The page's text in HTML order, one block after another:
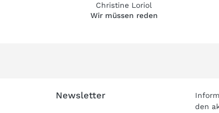
Christine Loriol
Wir müssen reden
Newsletter
den